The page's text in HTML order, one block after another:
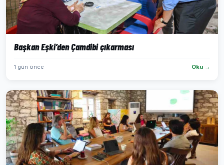
Başkan Eşki’den Çamdibi çıkarması
1 gün önce Oku →